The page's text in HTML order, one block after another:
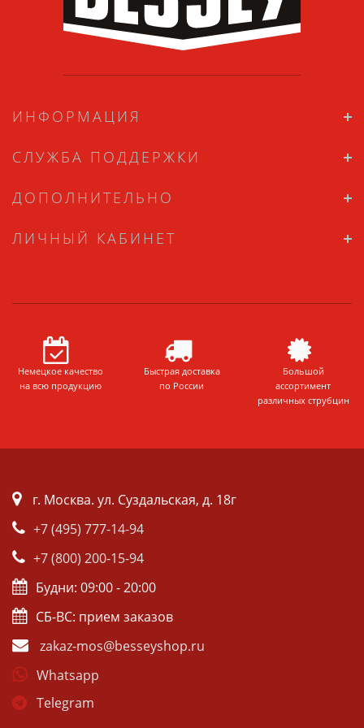
ИНФОРМАЦИЯ
СЛУЖБА ПОДДЕРЖКИ
ДОПОЛНИТЕЛЬНО
ЛИЧНЫЙ КАБИНЕТ
Немецкое качество
на всю продукцию
Быстрая доставка
по России
Большой
ассортимент
различных струбцин
г. Москва. ул. Суздальская, д. 18г
+7 (495) 777-14-94
+7 (800) 200-15-94
Будни: 09:00 - 20:00
СБ-ВС: прием заказов
zakaz-mos@besseyshop.ru
Whatsapp
Telegram